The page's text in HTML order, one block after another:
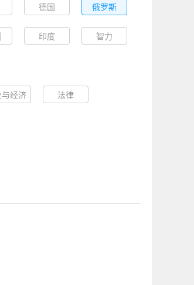
德国 俄罗斯
印度 智力
经济 法律